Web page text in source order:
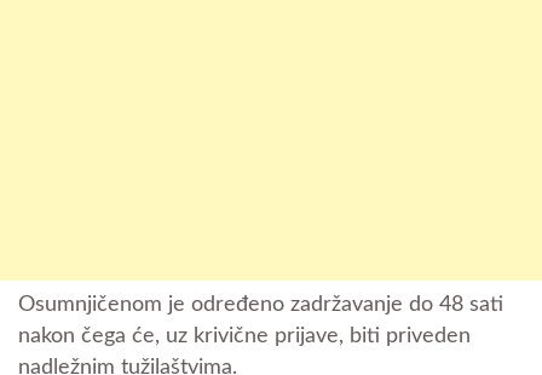
Osumnjičenom je određeno zadržavanje do 48 sati
nakon čega će, uz krivične prijave, biti priveden
nadležnim tužilaštvima.